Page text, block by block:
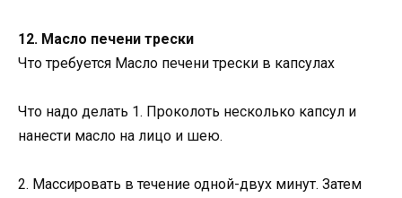
12. Масло печени трески
Что требуется Масло печени трески в капсулах
Что надо делать 1. Проколоть несколько капсул и
нанести масло на лицо и шею.
2. Массировать в течение одной-двух минут. Затем